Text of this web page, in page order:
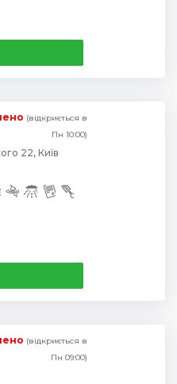
(відкриється в
Пн 10:00)
22, Київ
(відкриється в
Пн 09:00)